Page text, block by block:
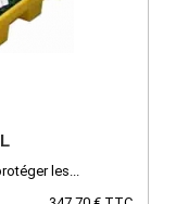
les...